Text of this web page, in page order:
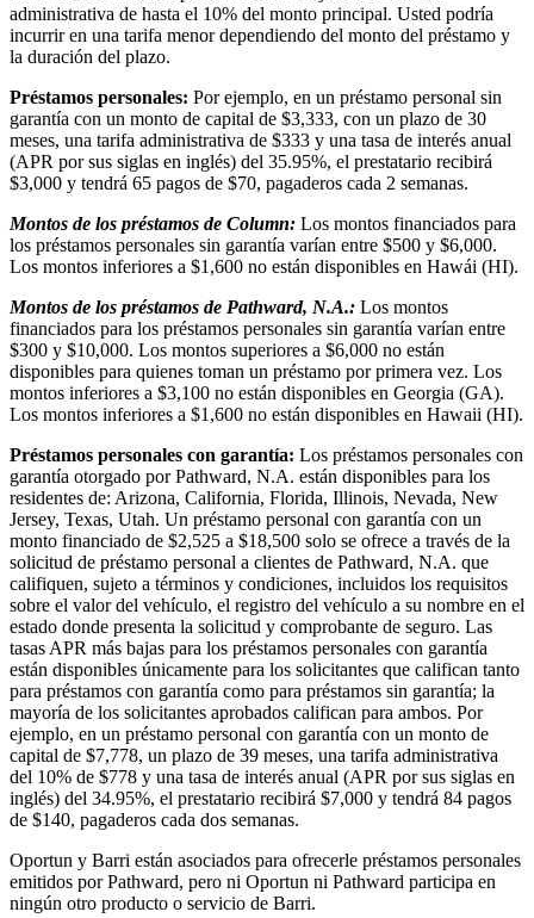
administrativa de hasta el 10% del monto principal. Usted podría
incurrir en una tarifa menor dependiendo del monto del préstamo y
la duración del plazo.
Préstamos personales: Por ejemplo, en un préstamo personal sin
garantía con un monto de capital de $3,333, con un plazo de 30
meses, una tarifa administrativa de $333 y una tasa de interés anual
(APR por sus siglas en inglés) del 35.95%, el prestatario recibirá
$3,000 y tendrá 65 pagos de $70, pagaderos cada 2 semanas.
Montos de los préstamos de Column: Los montos financiados para
los préstamos personales sin garantía varían entre $500 y $6,000.
Los montos inferiores a $1,600 no están disponibles en Hawái (HI).
Montos de los préstamos de Pathward, N.A.: Los montos
financiados para los préstamos personales sin garantía varían entre
$300 y $10,000. Los montos superiores a $6,000 no están
disponibles para quienes toman un préstamo por primera vez. Los
montos inferiores a $3,100 no están disponibles en Georgia (GA).
Los montos inferiores a $1,600 no están disponibles en Hawaii (HI).
Préstamos personales con garantía: Los préstamos personales con
garantía otorgado por Pathward, N.A. están disponibles para los
residentes de: Arizona, California, Florida, Illinois, Nevada, New
Jersey, Texas, Utah. Un préstamo personal con garantía con un
monto financiado de $2,525 a $18,500 solo se ofrece a través de la
solicitud de préstamo personal a clientes de Pathward, N.A. que
califiquen, sujeto a términos y condiciones, incluidos los requisitos
sobre el valor del vehículo, el registro del vehículo a su nombre en el
estado donde presenta la solicitud y comprobante de seguro. Las
tasas APR más bajas para los préstamos personales con garantía
están disponibles únicamente para los solicitantes que califican tanto
para préstamos con garantía como para préstamos sin garantía; la
mayoría de los solicitantes aprobados califican para ambos. Por
ejemplo, en un préstamo personal con garantía con un monto de
capital de $7,778, un plazo de 39 meses, una tarifa administrativa
del 10% de $778 y una tasa de interés anual (APR por sus siglas en
inglés) del 34.95%, el prestatario recibirá $7,000 y tendrá 84 pagos
de $140, pagaderos cada dos semanas.
Oportun y Barri están asociados para ofrecerle préstamos personales
emitidos por Pathward, pero ni Oportun ni Pathward participa en
ningún otro producto o servicio de Barri.